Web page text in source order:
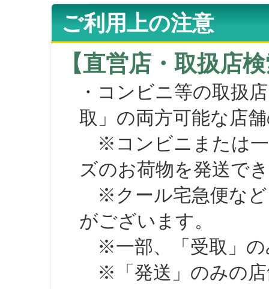
ご利用上の注意
【直営店・取扱店
・コンビニ等の取扱
取」の両方可能な店
※コンビニまたは一
ズのお荷物を発送で
※クール宅急便など
がございます。
※一部、「受取」の
※「発送」のみの店